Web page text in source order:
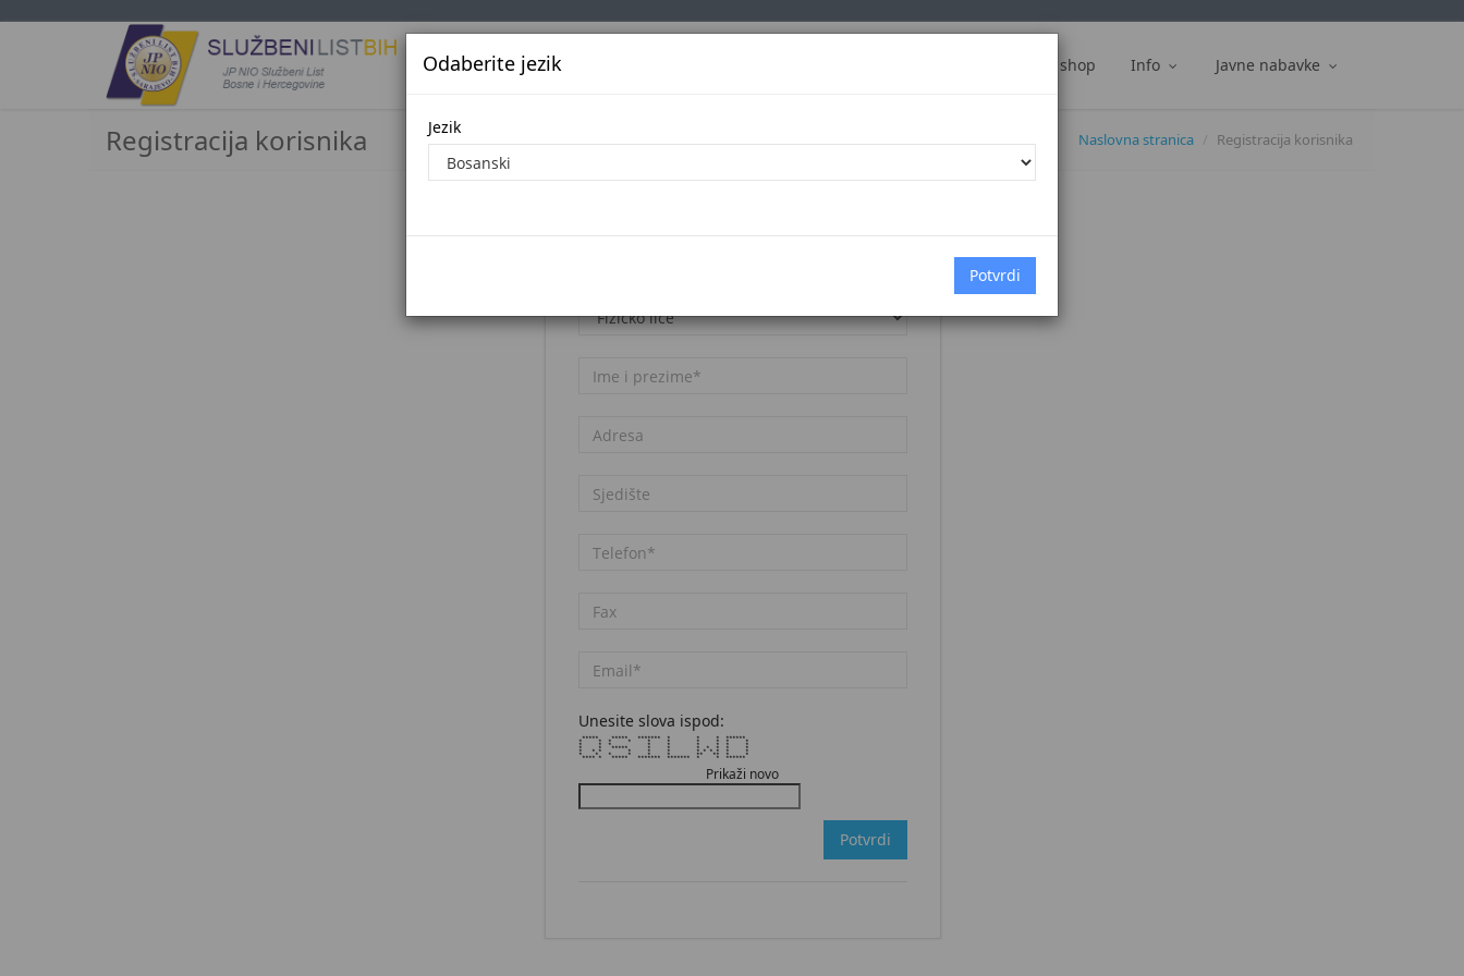
Jezik Službena glasila Web shop Info Javne nabavke
Odaberite jezik
Jezik
Registracija korisnika Naslovna stranica Registracija korisnika
Unesite slova ispod:
***** ***** ******* * * * ******
* * * * * * * * * *
* * * * * * * * *
* * ***** * * * * * * *
* * * * * * * * * * * *
* * * * * * ** ** * *
**** * ***** ******* ******* * * ******
Prikaži novo
Potvrdi